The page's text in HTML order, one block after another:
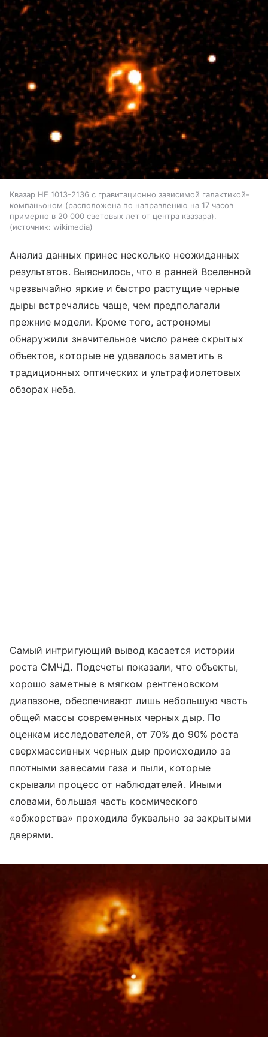
Квазар HE 1013-2136 с гравитационно зависимой галактикой-
компаньоном (расположена по направлению на 17 часов
примерно в 20 000 световых лет от центра квазара).
источник: wikimedia
Анализ данных принес несколько неожиданных
результатов. Выяснилось, что в ранней Вселенной
чрезвычайно яркие и быстро растущие черные
дыры встречались чаще, чем предполагали
прежние модели. Кроме того, астрономы
обнаружили значительное число ранее скрытых
объектов, которые не удавалось заметить в
традиционных оптических и ультрафиолетовых
обзорах неба.
Самый интригующий вывод касается истории
роста СМЧД. Подсчеты показали, что объекты,
хорошо заметные в мягком рентгеновском
диапазоне, обеспечивают лишь небольшую часть
общей массы современных черных дыр. По
оценкам исследователей, от 70% до 90% роста
сверхмассивных черных дыр происходило за
плотными завесами газа и пыли, которые
скрывали процесс от наблюдателей. Иными
словами, большая часть космического
«обжорства» проходила буквально за закрытыми
дверями.